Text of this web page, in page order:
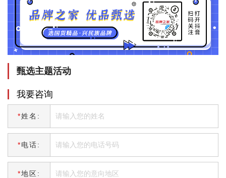
甄选主题活动
我要咨询
*姓名:
*电话:
*地区: